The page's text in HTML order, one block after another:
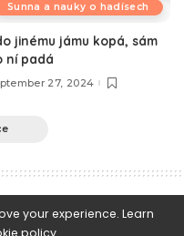
Sunna a nauky o hadísech
jinému jámu kopá, sám
ní padá
27, 2024
your experience. Learn
policy